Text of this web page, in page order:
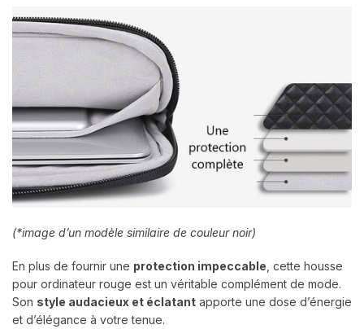
(*image d’un modèle similaire de couleur noir)
En plus de fournir une protection impeccable , cette housse
pour ordinateur rouge est un véritable complément de mode.
Son style audacieux et éclatant apporte une dose d’énergie
et d’élégance à votre tenue.